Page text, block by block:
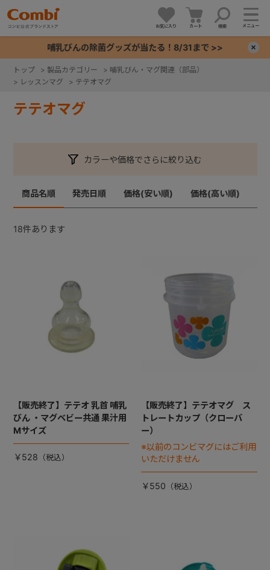
お気に入り カート 検索 メニュー
哺乳びんの除菌グッズが当たる！8/31まで >>
トップ > 製品カテゴリー > 哺乳びん・マグ関連（部品）
> レッスンマグ > テテオマグ
テテオマグ
カラーや価格でさらに絞り込む
商品名順 発売日順 価格(安い順) 価格(高い順)
18件あります
【販売終了】テテオ 乳首 哺乳
びん ・マグベビー共通 果汁用
Mサイズ
￥528
【販売終了】テテオマグ ス
トレートカップ（クローバ
ー）
※以前のコンビマグにはご利用
いただけません
￥550